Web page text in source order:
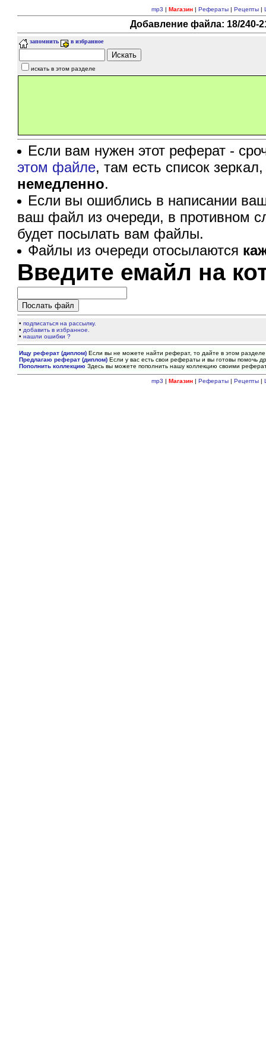
mp3 | Магазин| Рефераты| Рецепты|
Добавление файла: 18/240-
запомнить в избранное
искать в этом разделе
Если вам нужен этот реферат -
этом файле, там есть список
немедленно.
Если вы ошиблись в написании
ваш файл из очереди, в противном
будет посылать вам файлы.
Файлы из очереди отосылаются
Введите емайл на
•подписаться на рассылку.
• добавить в избранное.
•нашли ошибки ?
Ищу реферат (диплом) Если вы не можете найти реферат, то дайте в этом
Предлагаю реферат (диплом) Если у вас есть свои рефераты и вы готовы помочь
Пополнить коллекцию Здесь вы можете пополнить нашу коллекцию своими
mp3 | Магазин| Рефераты| Рецепты|